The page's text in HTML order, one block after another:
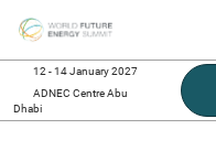
to
content
12 - 14 January 2027
ADNEC Centre Abu
Dhabi